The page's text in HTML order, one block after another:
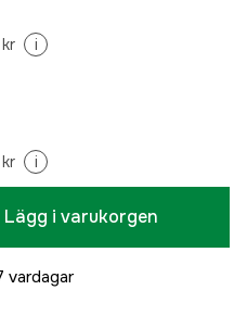
i
i
Lägg i varukorgen
vardagar